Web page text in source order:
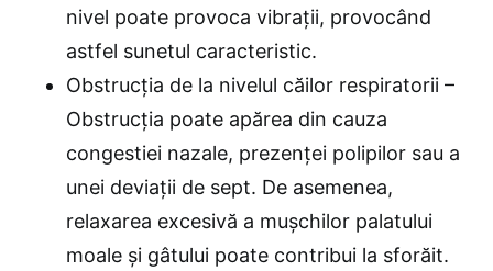
nivel poate provoca vibrații, provocând
astfel sunetul caracteristic.
Obstrucția de la nivelul căilor respiratorii –
Obstrucția poate apărea din cauza
congestiei nazale, prezenței polipilor sau a
unei deviații de sept. De asemenea,
relaxarea excesivă a mușchilor palatului
moale și gâtului poate contribui la sforăit.